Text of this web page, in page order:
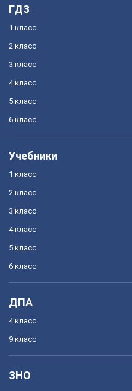
ГДЗ
1 класс
2 класс
3 класс
4 класс
5 класс
6 класс
Учебники
1 класс
2 класс
3 класс
4 класс
5 класс
6 класс
ДПА
4 класс
9 класс
ЗНО